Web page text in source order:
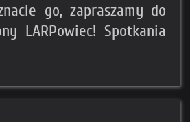
go, zapraszamy do
LARPowiec! Spotkania